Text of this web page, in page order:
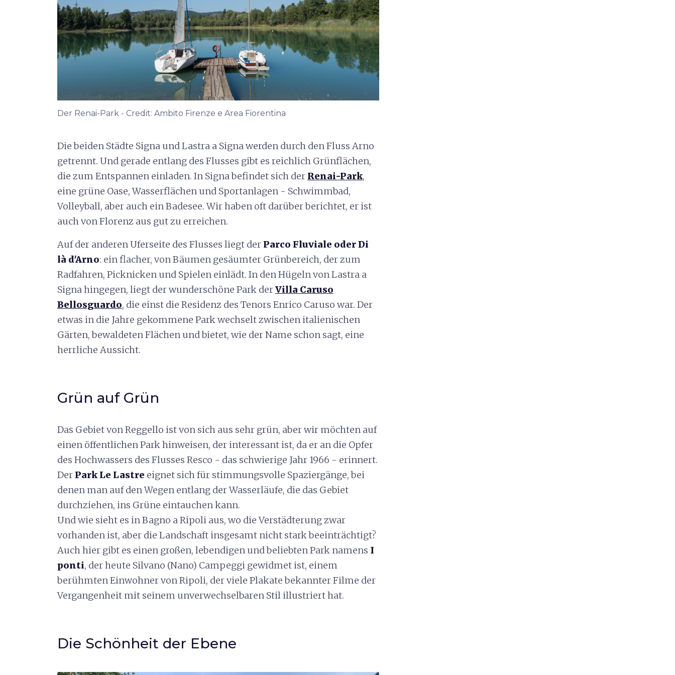
Der Renai-Park - Credit: Ambito Firenze e Area Fiorentina
Die beiden Städte Signa und Lastra a Signa werden durch den Fluss Arno
getrennt. Und gerade entlang des Flusses gibt es reichlich Grünflächen,
die zum Entspannen einladen. In Signa befindet sich der Renai-Park,
eine grüne Oase, Wasserflächen und Sportanlagen - Schwimmbad,
Volleyball, aber auch ein Badesee. Wir haben oft darüber berichtet, er ist
auch von Florenz aus gut zu erreichen.
Auf der anderen Uferseite des Flusses liegt der Parco Fluviale oder Di
là d'Arno: ein flacher, von Bäumen gesäumter Grünbereich, der zum
Radfahren, Picknicken und Spielen einlädt. In den Hügeln von Lastra a
Signa hingegen, liegt der wunderschöne Park derVilla Caruso
Bellosguardo, die einst die Residenz des Tenors Enrico Caruso war. Der
etwas in die Jahre gekommene Park wechselt zwischen italienischen
Gärten, bewaldeten Flächen und bietet, wie der Name schon sagt, eine
herrliche Aussicht.
Grün auf Grün
Das Gebiet von Reggello ist von sich aus sehr grün, aber wir möchten auf
einen öffentlichen Park hinweisen, der interessant ist, da er an die Opfer
des Hochwassers des Flusses Resco - das schwierige Jahr 1966 - erinnert.
Der Park Le Lastre eignet sich für stimmungsvolle Spaziergänge, bei
denen man auf den Wegen entlang der Wasserläufe, die das Gebiet
durchziehen, ins Grüne eintauchen kann.
Und wie sieht es in Bagno a Ripoli aus, wo die Verstädterung zwar
vorhanden ist, aber die Landschaft insgesamt nicht stark beeinträchtigt?
Auch hier gibt es einen großen, lebendigen und beliebten Park namens I
ponti, der heute Silvano (Nano) Campeggi gewidmet ist, einem
berühmten Einwohner von Ripoli, der viele Plakate bekannter Filme der
Vergangenheit mit seinem unverwechselbaren Stil illustriert hat.
Die Schönheit der Ebene